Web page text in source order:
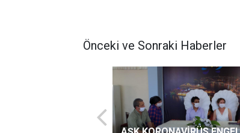
Önceki ve Sonraki Haberler